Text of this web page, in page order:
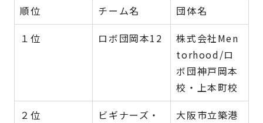
順位 チーム名
団体名
１位
ロボ団岡本12
株式会社Men
torhood/ロ
ボ団神戸岡本
校・上本町校
２位
ビギナーズ・
大阪市立築港